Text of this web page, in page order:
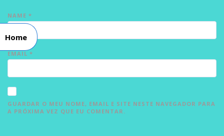
NAME *
EMAIL *
GUARDAR O MEU NOME, EMAIL E SITE NESTE NAVEGADOR PARA
A PRÓXIMA VEZ QUE EU COMENTAR.
Home